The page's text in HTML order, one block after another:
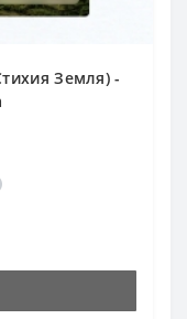
Земля) -